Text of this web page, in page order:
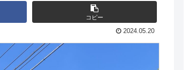
コピー
2024.05.20